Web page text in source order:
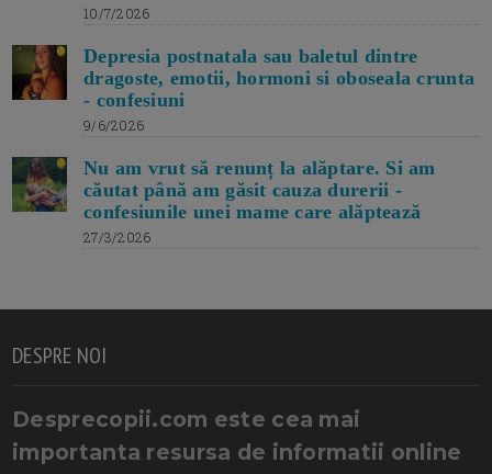
10/7/2026
Depresia postnatala sau baletul dintre
dragoste, emotii, hormoni si oboseala crunta
- confesiuni
9/6/2026
Nu am vrut să renunț la alăptare. Si am
căutat până am găsit cauza durerii -
confesiunile unei mame care alăptează
27/3/2026
DESPRE NOI
Desprecopii.com este cea mai
importanta resursa de informatii online